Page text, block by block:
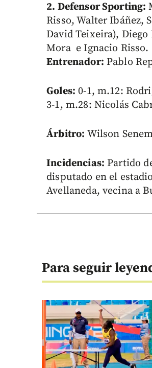
2. Defensor Sporting:
Risso, Walter Ibáñez,
David Teixeira),
Mora e Ignacio Risso.
Entrenador: Pablo
Goles: 0-1, m.12:
3-1, m.28: Nicolás
Árbitro: Wilson
Incidencias: Partido
disputado en el
Avellaneda, vecina a
Para seguir